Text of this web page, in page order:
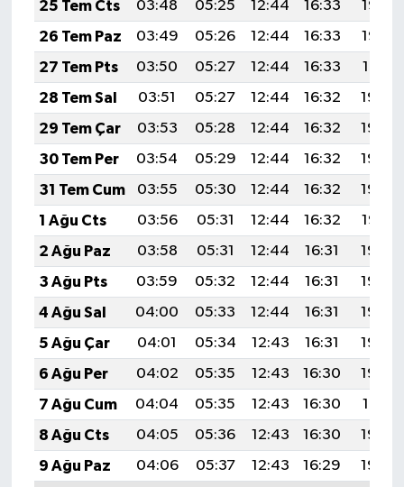
25 Tem Cts
03:48 05:25 12:44 16:33
19:53
26 Tem Paz
03:49 05:26 12:44 16:33
19:52
27 Tem Pts
03:50 05:27 12:44 16:33
19:51
28 Tem Sal
03:51 05:27 12:44 16:32
19:50
29 Tem Çar
03:53 05:28 12:44 16:32
19:50
30 Tem Per
03:54 05:29 12:44 16:32
19:49
31 Tem Cum
03:55 05:30 12:44 16:32
19:48
1 Ağu Cts
03:56 05:31 12:44 16:32
19:47
2 Ağu Paz
03:58 05:31 12:44 16:31
19:46
3 Ağu Pts
03:59 05:32 12:44 16:31
19:45
4 Ağu Sal
04:00 05:33 12:44 16:31
19:44
5 Ağu Çar
04:01 05:34 12:43 16:31
19:43
6 Ağu Per
04:02 05:35 12:43 16:30
19:42
7 Ağu Cum
04:04 05:35 12:43 16:30
19:41
8 Ağu Cts
04:05 05:36 12:43 16:30
19:40
9 Ağu Paz
04:06 05:37 12:43 16:29
19:39